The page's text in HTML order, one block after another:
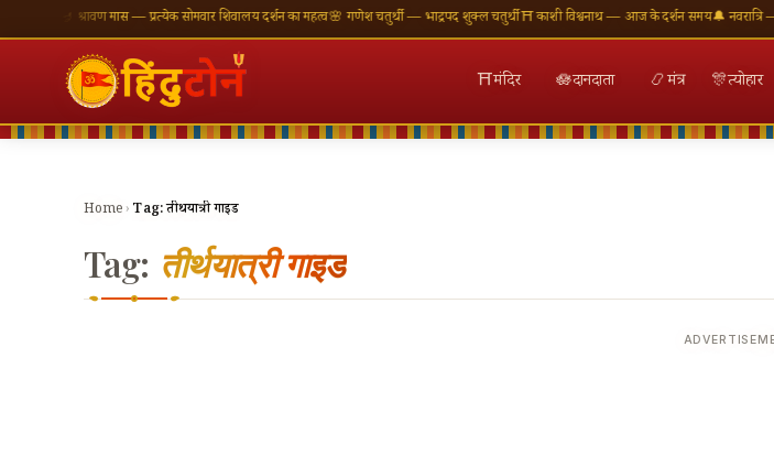
🪔 श्रावण मास — प्रत्येक सोमवार शिवालय दर्शन का महत्व🌸 गणेश चतुर्थी — भाद्रपद शुक्ल चतुर्थी⛩ काशी विश्वनाथ — आज के दर्शन समय🔔 नवरात्रि — 9
⛩मंदिर 🪷दानदाता 📿मंत्र 🎊त्योहार
Home › Tag:तीर्थयात्री गाइड
Tag: तीर्थयात्री गाइड